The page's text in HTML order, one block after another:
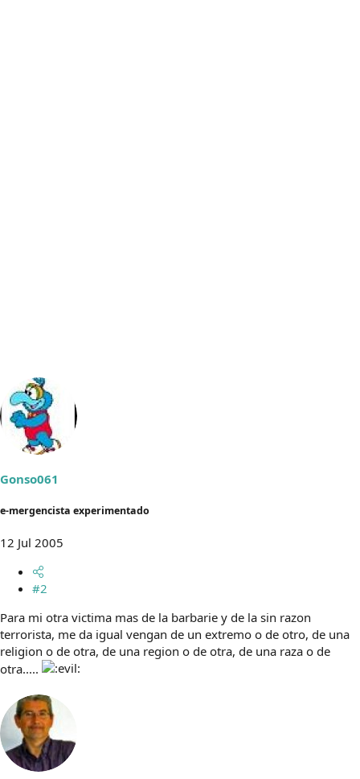
Gonso061
e-mergencista experimentado
12 Jul 2005
#2
Para mi otra victima mas de la barbarie y de la sin razon
terrorista, me da igual vengan de un extremo o de otro, de una
religion o de otra, de una region o de otra, de una raza o de
otra.....